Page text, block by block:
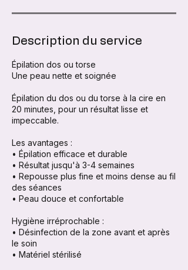
Description du service
Épilation dos ou torse
Une peau nette et soignée
Épilation du dos ou du torse à la cire en
20 minutes, pour un résultat lisse et
impeccable.
Les avantages :
• Épilation efficace et durable
• Résultat jusqu'à 3-4 semaines
• Repousse plus fine et moins dense au fil
des séances
• Peau douce et confortable
Hygiène irréprochable :
• Désinfection de la zone avant et après
le soin
• Matériel stérilisé